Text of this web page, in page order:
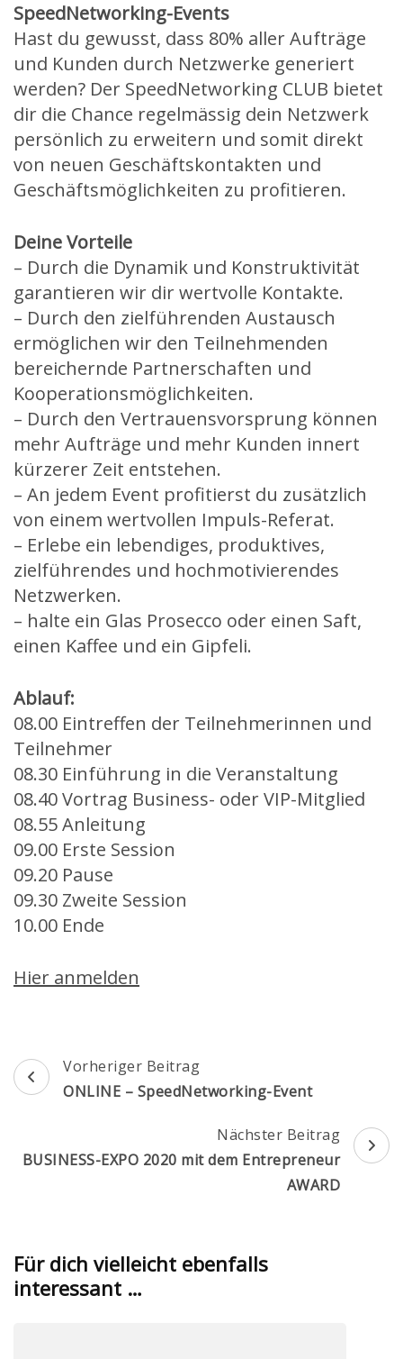
SpeedNetworking-Events
Hast du gewusst, dass 80% aller Aufträge
und Kunden durch Netzwerke generiert
werden? Der SpeedNetworking CLUB bietet
dir die Chance regelmässig dein Netzwerk
persönlich zu erweitern und somit direkt
von neuen Geschäftskontakten und
Geschäftsmöglichkeiten zu profitieren.
Deine Vorteile
– Durch die Dynamik und Konstruktivität
garantieren wir dir wertvolle Kontakte.
– Durch den zielführenden Austausch
ermöglichen wir den Teilnehmenden
bereichernde Partnerschaften und
Kooperationsmöglichkeiten.
– Durch den Vertrauensvorsprung können
mehr Aufträge und mehr Kunden innert
kürzerer Zeit entstehen.
– An jedem Event profitierst du zusätzlich
von einem wertvollen Impuls-Referat.
– Erlebe ein lebendiges, produktives,
zielführendes und hochmotivierendes
Netzwerken.
– halte ein Glas Prosecco oder einen Saft,
einen Kaffee und ein Gipfeli.
Ablauf:
08.00 Eintreffen der Teilnehmerinnen und
Teilnehmer
08.30 Einführung in die Veranstaltung
08.40 Vortrag Business- oder VIP-Mitglied
08.55 Anleitung
09.00 Erste Session
09.20 Pause
09.30 Zweite Session
10.00 Ende
Hier anmelden
Beitragsnavigation
Vorheriger Beitrag
ONLINE – SpeedNetworking-Event
Nächster Beitrag
BUSINESS-EXPO 2020 mit dem Entrepreneur
AWARD
Für dich vielleicht ebenfalls
interessant …